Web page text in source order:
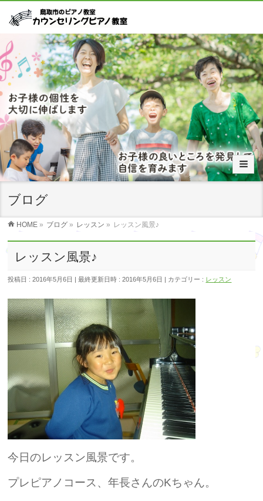
ブログ
HOME » ブログ » レッスン » レッスン風景♪
レッスン風景♪
投稿日 : 2016年5月6日 最終更新日時 : 2016年5月6日 カテゴリー : レッスン
今日のレッスン風景です。
プレピアノコース、年長さんのKちゃん。